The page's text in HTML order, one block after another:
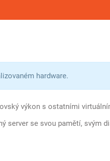
hardware.
výkon s ostatními
server se svou pamětí, svým